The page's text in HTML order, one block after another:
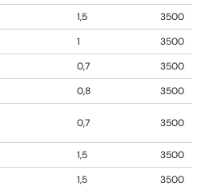
1,5
3500
1
3500
0,7
3500
0,8 3500
0,7 3500
1,5
3500
1,5
3500